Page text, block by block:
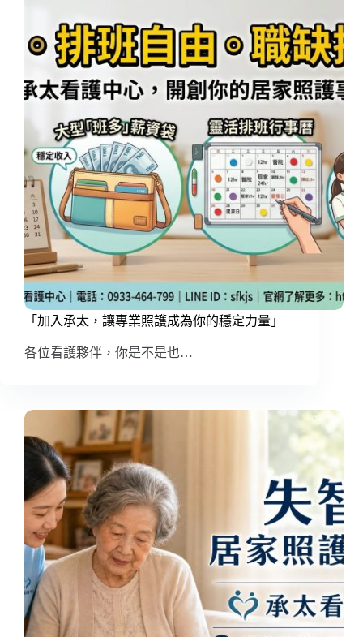
「加入承太，讓專業照護成為你的穩定力量」
各位看護夥伴，你是不是也…